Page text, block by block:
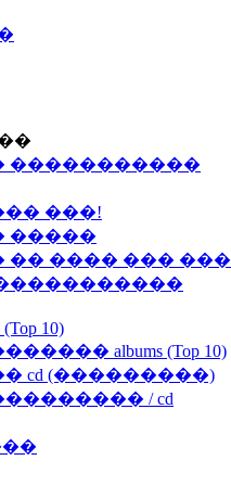
�����������
���!
�����
�� ���� ���
10)
albums (Top 10)
cd (���������)
/ cd